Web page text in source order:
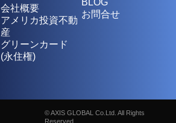
会社概要
アメリカ投資不動
産
グリーンカード
(永住権)
お問合せ
©︎ AXIS GLOBAL Co.Ltd. All Rights
Reserved.